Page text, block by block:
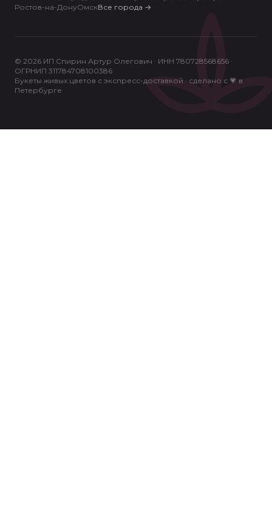
Ростов-на-ДонуОмскВсе города →
© 2026 ИП Спирин Артур Олегович · ИНН 780728568656 ·
ОГРНИП 311784708100386
Букеты живых цветов с экспресс-доставкой · сделано с 💗 в
Петербурге